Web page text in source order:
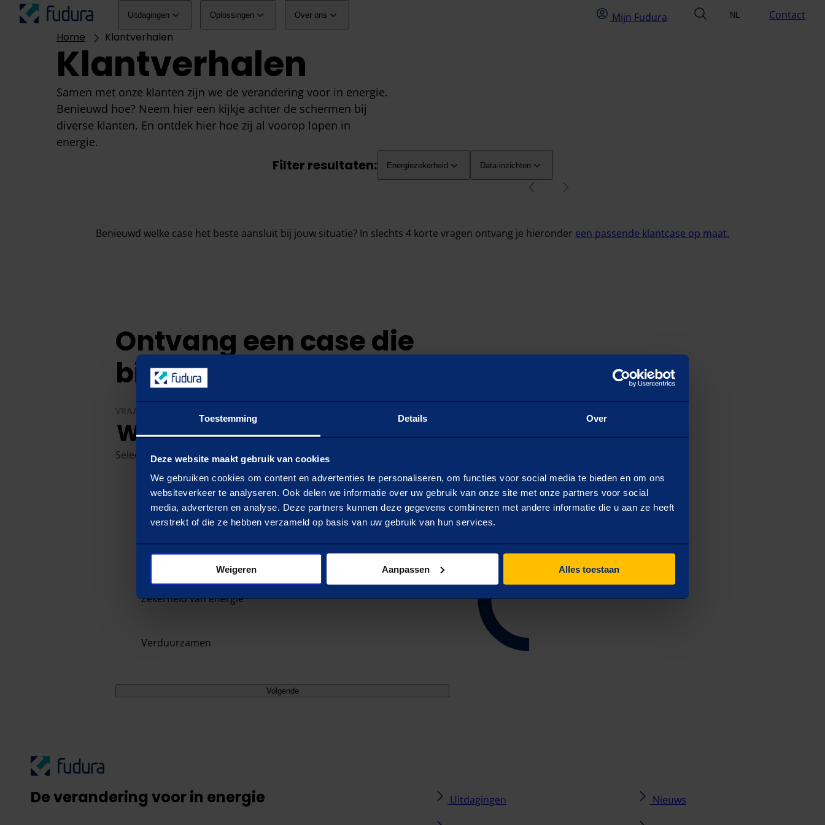
Toestemming Details Over
Deze website maakt gebruik van cookies
We gebruiken cookies om content en advertenties te personaliseren, om functies voor social media te bieden en om ons
websiteverkeer te analyseren. Ook delen we informatie over uw gebruik van onze site met onze partners voor social
media, adverteren en analyse. Deze partners kunnen deze gegevens combineren met andere informatie die u aan ze heeft
verstrekt of die ze hebben verzameld op basis van uw gebruik van hun services.
Weigeren Aanpassen Alles toestaan
Overslaan naar inhoud
Uitdagingen Oplossingen Over ons Mijn Fudura
Mijn Fudura zoek NL Contact
Home Klantverhalen
Klantverhalen
Samen met onze klanten zijn we de verandering voor in energie.
Benieuwd hoe? Neem hier een kijkje achter de schermen bij
diverse klanten. En ontdek hier hoe zij al voorop lopen in
energie.
Filter resultaten: Energiezekerheid Data-inzichten
vorige Volgende
Benieuwd welke case het beste aansluit bij jouw situatie? In slechts 4 korte vragen ontvang je hieronder een passende klantcase op maat.
Ontvang een case die
bij jouw situatie past
Wat is jouw doel?
Selecteer één optie
Capaciteit uitbreiden
Inzicht in verbruik
Zekerheid van energie
Verduurzamen
Volgende
De verandering voor in energie Uitdagingen Nieuws